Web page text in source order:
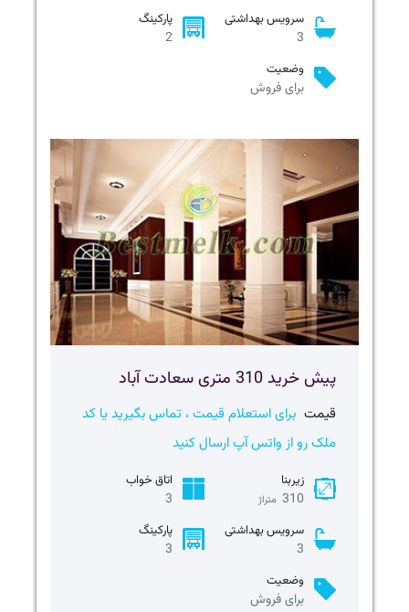
سرویس بهداشتی
3
پارکینگ
2
وضعیت
برای فروش
پیش خرید 310 متری سعادت آباد
قیمت برای استعلام قیمت ، تماس بگیرید یا کد
ملک رو از واتس آپ ارسال کنید
زیربنا
310 متراژ
اتاق خواب
3
سرویس بهداشتی
3
پارکینگ
3
وضعیت
برای فروش